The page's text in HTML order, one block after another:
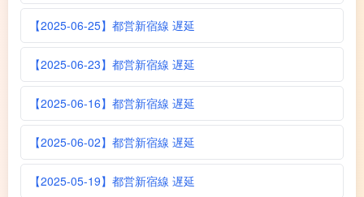
【2025-06-25】都営新宿線 遅延
【2025-06-23】都営新宿線 遅延
【2025-06-16】都営新宿線 遅延
【2025-06-02】都営新宿線 遅延
【2025-05-19】都営新宿線 遅延